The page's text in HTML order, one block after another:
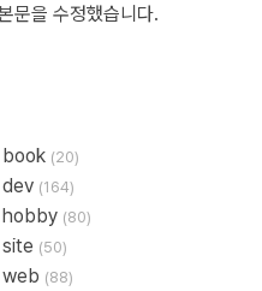
문을 수정했습니다.
book (20)
dev (164)
hobby (80)
site (50)
web (88)